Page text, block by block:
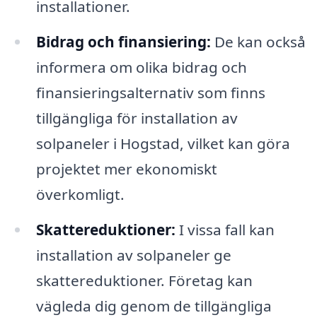
installationer.
Bidrag och finansiering: De kan också
informera om olika bidrag och
finansieringsalternativ som finns
tillgängliga för installation av
solpaneler i Hogstad, vilket kan göra
projektet mer ekonomiskt
överkomligt.
Skattereduktioner: I vissa fall kan
installation av solpaneler ge
skattereduktioner. Företag kan
vägleda dig genom de tillgängliga